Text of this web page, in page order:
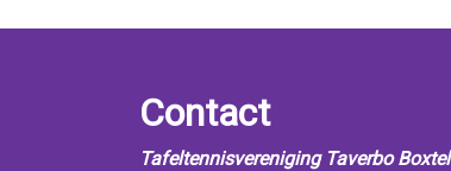
Contact
Tafeltennisvereniging Taverbo Boxtel